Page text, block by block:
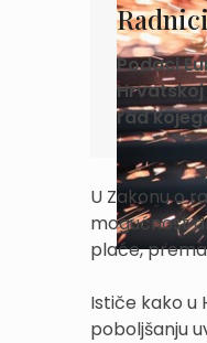
Podaci
rad
U Zakonu o
mogućnost
plaće,
Ističe kako u
poboljšanju